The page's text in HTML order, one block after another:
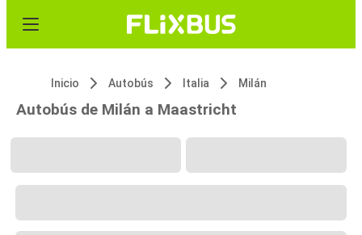
Inicio Autobús Italia Milán
Autobús de Milán a Maastricht